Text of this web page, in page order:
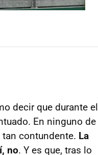
decir que durante el
En ninguno de
contundente. La
no. Y es que, tras lo